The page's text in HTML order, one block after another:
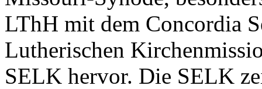
LThH mit dem Concordia
Lutherischen
SELK hervor. Die SELK